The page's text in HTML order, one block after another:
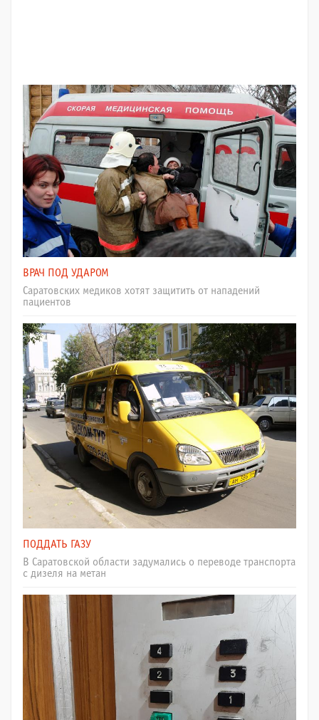
ВРАЧ ПОД УДАРОМ
Саратовских медиков хотят защитить от нападений
пациентов
ПОДДАТЬ ГАЗУ
В Саратовской области задумались о переводе транспорта
с дизеля на метан